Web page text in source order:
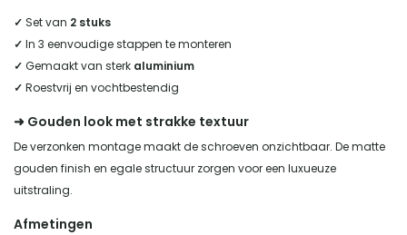
✓ Set van 2 stuks
✓ In 3 eenvoudige stappen te monteren
✓ Gemaakt van sterk aluminium
✓ Roestvrij en vochtbestendig
➜ Gouden look met strakke textuur
De verzonken montage maakt de schroeven onzichtbaar. De matte
gouden finish en egale structuur zorgen voor een luxueuze
uitstraling.
Afmetingen